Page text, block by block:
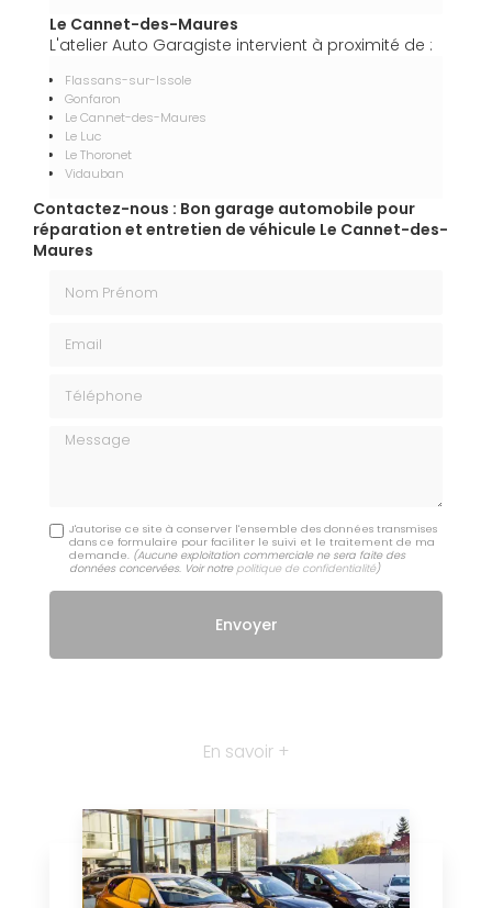
Le Cannet-des-Maures
L'atelier Auto Garagiste intervient à proximité de :
Flassans-sur-Issole
Gonfaron
Le Cannet-des-Maures
Le Luc
Le Thoronet
Vidauban
Contactez-nous : Bon garage automobile pour
réparation et entretien de véhicule Le Cannet-des-
Maures
Message
J'autorise ce site à conserver l'ensemble des données transmises
dans ce formulaire pour faciliter le suivi et le traitement de ma
demande. (Aucune exploitation commerciale ne sera faite des
données concervées. Voir notre politique de confidentialité)
En savoir +